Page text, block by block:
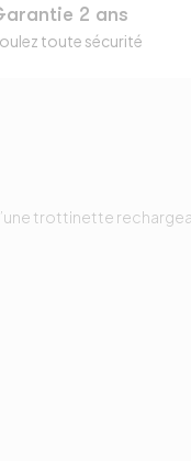
2 ans
toute sécurité
trottinette